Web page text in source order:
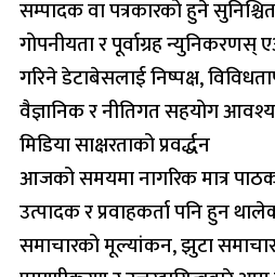
सम्पादक वा पत्रकारको हुने
गोपनीयता र पूर्वाग्रह न्युनिकरणस्
गरिने डेटाबेसलाई निष्पक्ष,
वैज्ञानिक र नीतिगत सहयोग
मिडिया साक्षरताको प्रवर्द्धन
आजको समयमा नागरिक मात्र
उत्पादक र प्रवाहकर्ता पनि हुन
समाचारको मूल्यांकन, झुटा